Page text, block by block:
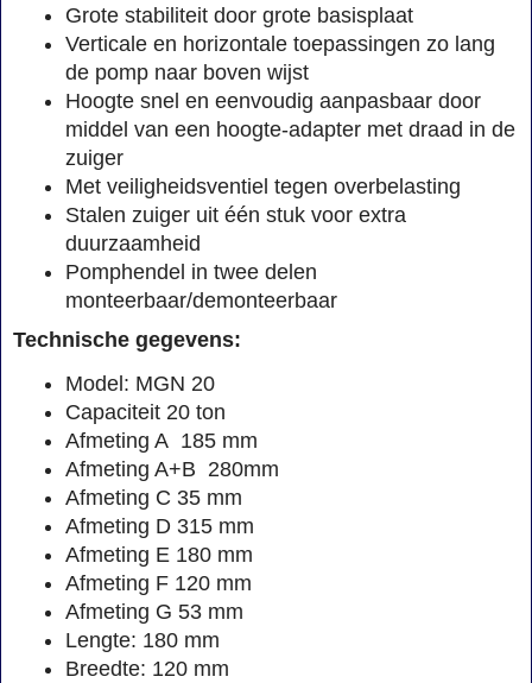
Grote stabiliteit door grote basisplaat
Verticale en horizontale toepassingen zo lang
de pomp naar boven wijst
Hoogte snel en eenvoudig aanpasbaar door
middel van een hoogte-adapter met draad in de
zuiger
Met veiligheidsventiel tegen overbelasting
Stalen zuiger uit één stuk voor extra
duurzaamheid
Pomphendel in twee delen
monteerbaar/demonteerbaar
Technische gegevens:
Model: MGN 20
Capaciteit 20 ton
Afmeting A 185 mm
Afmeting A+B 280mm
Afmeting C 35 mm
Afmeting D 315 mm
Afmeting E 180 mm
Afmeting F 120 mm
Afmeting G 53 mm
Lengte: 180 mm
Breedte: 120 mm